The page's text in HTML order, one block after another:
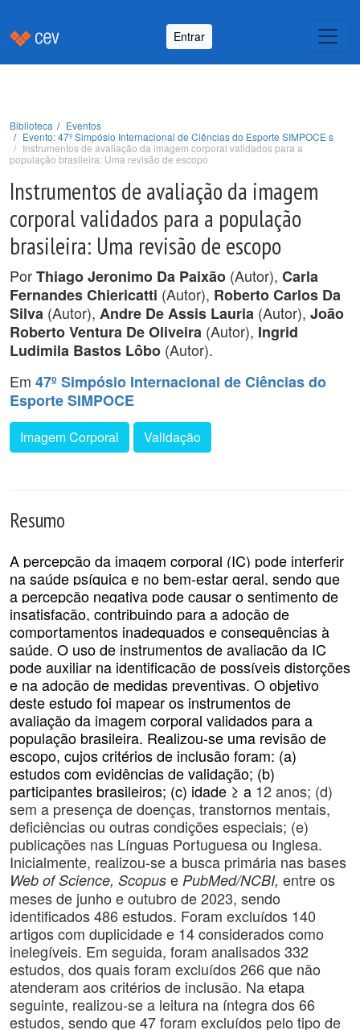
Entrar
Biblioteca
Eventos
Evento: 47º Simpósio Internacional de Ciências do Esporte SIMPOCE s
Instrumentos de avaliação da imagem corporal validados para a
população brasileira: Uma revisão de escopo
Instrumentos de avaliação da imagem
corporal validados para a população
brasileira: Uma revisão de escopo
PorThiago Jeronimo Da Paixão (Autor), Carla
Fernandes Chiericatti (Autor), Roberto Carlos Da
Silva (Autor), Andre De Assis Lauria (Autor), João
Roberto Ventura De Oliveira (Autor), Ingrid
Ludimila Bastos Lôbo (Autor).
Em 47º Simpósio Internacional de Ciências do
Esporte SIMPOCE
Imagem Corporal Validação
Resumo
A percepção da imagem corporal (IC) pode interferir
na saúde psíquica e no bem-estar geral, sendo que
a percepção negativa pode causar o sentimento de
insatisfação, contribuindo para a adoção de
comportamentos inadequados e consequências à
saúde. O uso de instrumentos de avaliação da IC
pode auxiliar na identificação de possíveis distorções
e na adoção de medidas preventivas. O objetivo
deste estudo foi mapear os instrumentos de
avaliação da imagem corporal validados para a
população brasileira. Realizou-se uma revisão de
escopo, cujos critérios de inclusão foram: (a)
estudos com evidências de validação; (b)
participantes brasileiros; (c) idade ≥ a 12 anos; (d)
sem a presença de doenças, transtornos mentais,
deficiências ou outras condições especiais; (e)
publicações nas Línguas Portuguesa ou Inglesa.
Inicialmente, realizou-se a busca primária nas bases
Web of Science, Scopus e PubMed/NCBI, entre os
meses de junho e outubro de 2023, sendo
identificados 486 estudos. Foram excluídos 140
artigos com duplicidade e 14 considerados como
inelegíveis. Em seguida, foram analisados 332
estudos, dos quais foram excluídos 266 que não
atenderam aos critérios de inclusão. Na etapa
seguinte, realizou-se a leitura na íntegra dos 66
estudos, sendo que 47 foram excluídos pelo tipo de